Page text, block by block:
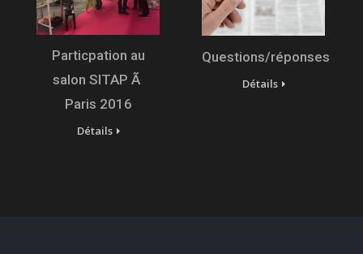
Particpation au
salon SITAP Ã
Paris 2016
Détails
Questions/réponses
Détails